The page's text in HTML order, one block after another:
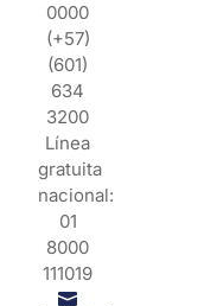
0000
(+57)
(601)
634
3200
Línea
gratuita
nacional:
01
8000
111019